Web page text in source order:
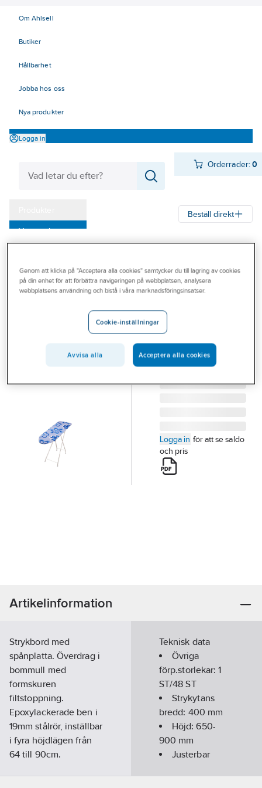
Om Ahlsell
Butiker
Hållbarhet
Jobba hos oss
Nya produkter
Logga in
Orderrader:0
Varumärken
Outlet
Branscher
Beställ direkt
Strykbord
STRYKBORD
Artikelnummer:
Lev. artikelnr: 7500
Logga in för att se saldo
och pris
Artikelinformation
Strykbord med
spånplatta. Överdrag i
bommull med
formskuren
filtstoppning.
Epoxylackerade ben i
19mm stålrör, inställbar
i fyra höjdlägen från
64 till 90cm.
Teknisk data
Övriga
förp.storlekar:1
ST/48 ST
Strykytans
bredd: 400 mm
Höjd:650-
900 mm
Justerbar
Genom att klicka på "Acceptera alla cookies" samtycker du till lagring av cookies
på din enhet för att förbättra navigeringen på webbplatsen, analysera
webbplatsens användning och bistå i våra marknadsföringsinsatser.
Cookie-inställningar
Avvisa alla Acceptera alla cookies